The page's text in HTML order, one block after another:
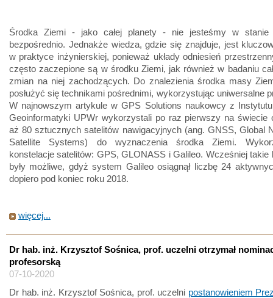
Środka Ziemi - jako całej planety - nie jesteśmy w stanie
bezpośrednio. Jednakże wiedza, gdzie się znajduje, jest
w praktyce inżynierskiej, ponieważ układy odniesień
często zaczepione są w środku Ziemi, jak również w badaniu
zmian na niej zachodzących. Do znalezienia środka masy
posłużyć się technikami pośrednimi, wykorzystując uniwersalne
W najnowszym artykule w GPS Solutions naukowcy z
Geoinformatyki UPWr wykorzystali po raz pierwszy na świecie
aż 80 sztucznych satelitów nawigacyjnych (ang. GNSS, Global
Satellite Systems) do wyznaczenia środka Ziemi.
konstelacje satelitów: GPS, GLONASS i Galileo. Wcześniej takie
były możliwe, gdyż system Galileo osiągnął liczbę 24
dopiero pod koniec roku 2018.
więcej...
Dr hab. inż. Krzysztof Sośnica, prof. uczelni otrzymał
profesorską
07-10-2020
Dr hab. inż. Krzysztof Sośnica, prof. uczelni postanowieniem